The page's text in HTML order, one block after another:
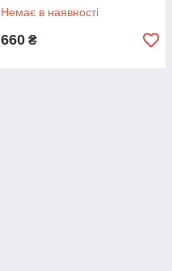
Немає в наявності
660 ₴